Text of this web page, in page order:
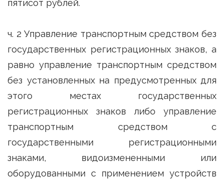
пятисот рублей.
ч. 2 Управление транспортным средством без
государственных регистрационных знаков, а
равно управление транспортным средством
без установленных на предусмотренных для
этого местах государственных
регистрационных знаков либо управление
транспортным средством с
государственными регистрационными
знаками, видоизмененными или
оборудованными с применением устройств